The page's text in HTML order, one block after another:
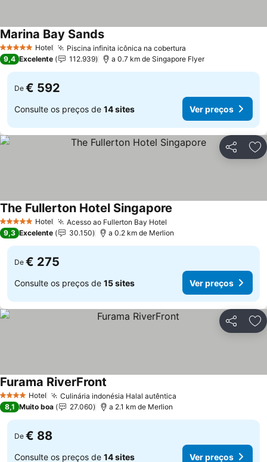
5 Estrelas Hotel Piscina infinita icônica na cobertura
Marina Bay SandsVer preços
9,4 Excelente 112.939 a 0.7 km de Singapore Flyer
De € 592
Consulte os preços de 14 sites Ver preços
Partilhar
5 Estrelas Hotel Acesso ao Fullerton Bay Hotel
The Fullerton Hotel Singapore
9,3 Excelente 30.150 a 0.2 km de Merlion
De € 275
Consulte os preços de 15 sites Ver preços
Partilhar
4 EstrelasHotel Culinária indonésia Halal autêntica
Furama RiverFront
8,1 Muito boa 27.060 a 2.1 km de Merlion
De € 88
Consulte os preços de 14 sites Ver preços